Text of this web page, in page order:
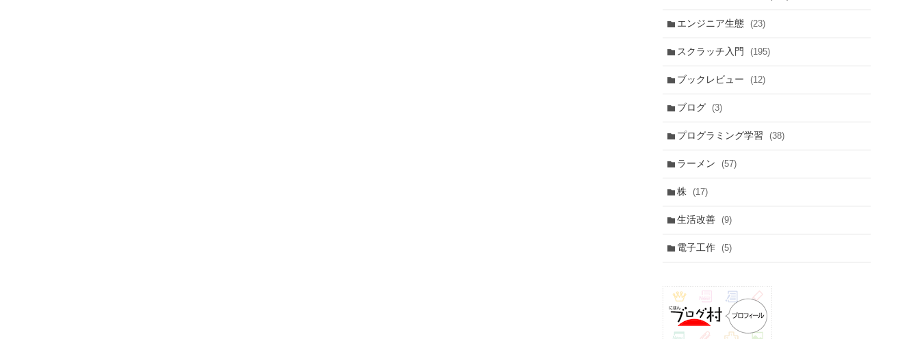
エンジニア生態 (23)
スクラッチ入門 (195)
ブックレビュー (12)
ブログ (3)
プログラミング学習 (38)
ラーメン (57)
株 (17)
生活改善 (9)
電子工作 (5)